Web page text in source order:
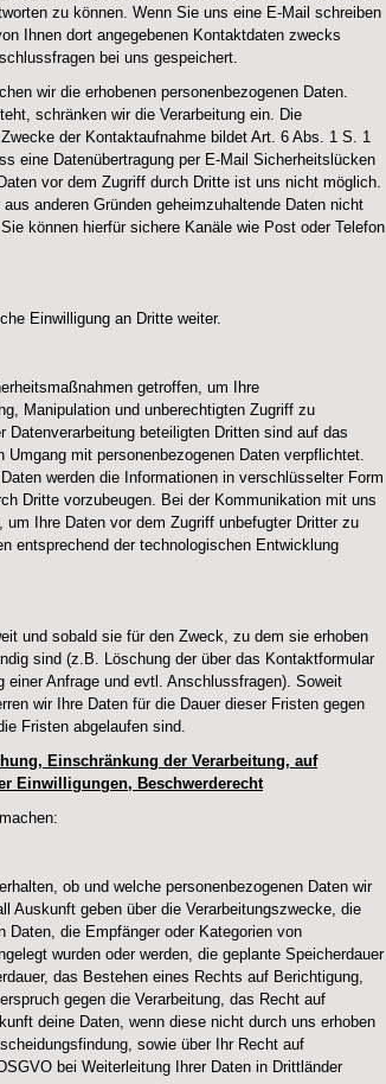
zu können. Wenn Sie uns eine E-Mail schreiben
Ihnen dort angegebenen Kontaktdaten zwecks
bei uns gespeichert.
wir die erhobenen personenbezogenen Daten.
schränken wir die Verarbeitung ein. Die
der Kontaktaufnahme bildet Art. 6 Abs. 1 S. 1
eine Datenübertragung per E-Mail Sicherheitslücken
vor dem Zugriff durch Dritte ist uns nicht möglich.
anderen Gründen geheimzuhaltende Daten nicht
können hierfür sichere Kanäle wie Post oder Telefon
Einwilligung an Dritte weiter.
getroffen, um Ihre
Manipulation und unberechtigten Zugriff zu
beteiligten Dritten sind auf das
mit personenbezogenen Daten verpflichtet.
werden die Informationen in verschlüsselter Form
Dritte vorzubeugen. Bei der Kommunikation mit uns
Ihre Daten vor dem Zugriff unbefugter Dritter zu
entsprechend der technologischen Entwicklung
und sobald sie für den Zweck, zu dem sie erhoben
sind (z.B. Löschung der über das Kontaktformular
einer Anfrage und evtl. Anschlussfragen). Soweit
wir Ihre Daten für die Dauer dieser Fristen gegen
Fristen abgelaufen sind.
Einschränkung der Verarbeitung, auf
Einwilligungen, Beschwerderecht
ob und welche personenbezogenen Daten wir
Auskunft geben über die Verarbeitungszwecke, die
Daten, die Empfänger oder Kategorien von
wurden oder werden, die geplante Speicherdauer
das Bestehen eines Rechts auf Berichtigung,
gegen die Verarbeitung, das Recht auf
deine Daten, wenn diese nicht durch uns erhoben
sowie über Ihr Recht auf
bei Weiterleitung Ihrer Daten in Drittländer